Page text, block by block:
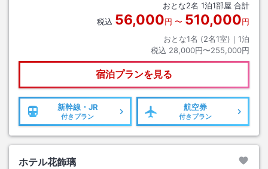
おとな2名 1泊1部屋 合計
税込 56,000円 〜 510,000円
おとな1名 (2名1室)｜ 1泊
税込 28,000円〜255,000円
宿泊プランを見る
新幹線・JR
付きプラン
航空券
付きプラン
ホテル花飾璃